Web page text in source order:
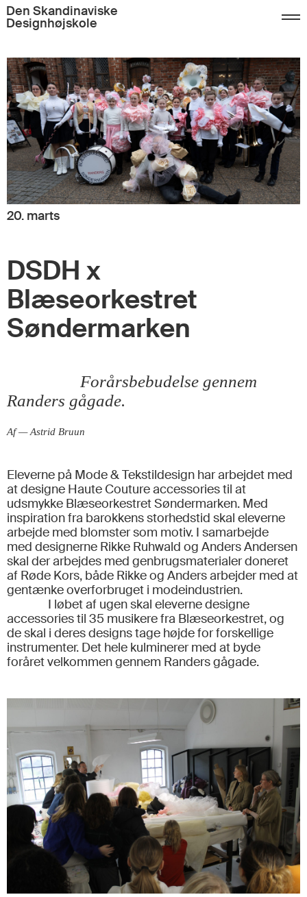
Den Skandinaviske
Designhøjskole
20. marts
DSDH x
Blæseorkestret
Søndermarken
Forårsbebudelse gennem
Randers gågade.
Af — Astrid Bruun
Eleverne på Mode & Tekstildesign har arbejdet med
at designe Haute Couture accessories til at
udsmykke Blæseorkestret Søndermarken. Med
inspiration fra barokkens storhedstid skal eleverne
arbejde med blomster som motiv. I samarbejde
med designerne Rikke Ruhwald og Anders Andersen
skal der arbejdes med genbrugsmaterialer doneret
af Røde Kors, både Rikke og Anders arbejder med at
gentænke overforbruget i modeindustrien.
I løbet af ugen skal eleverne designe
accessories til 35 musikere fra Blæseorkestret, og
de skal i deres designs tage højde for forskellige
instrumenter. Det hele kulminerer med at byde
foråret velkommen gennem Randers gågade.